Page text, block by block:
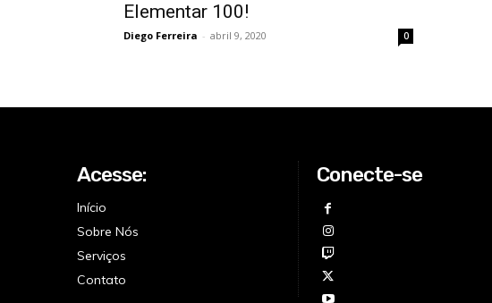
Elementar 100!
Diego Ferreira - abril 9, 2020 0
Acesse:
Início
Sobre Nós
Serviços
Contato
Conecte-se